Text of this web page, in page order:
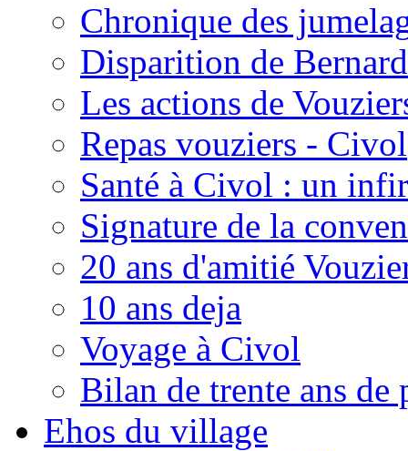
Chronique des
Disparition de
Les actions de
Repas vouziers - Civol
Santé à Civol : un
Signature de la
20 ans d'amitié
10 ans deja
Voyage à Civol
Bilan de trente ans
Ehos du village